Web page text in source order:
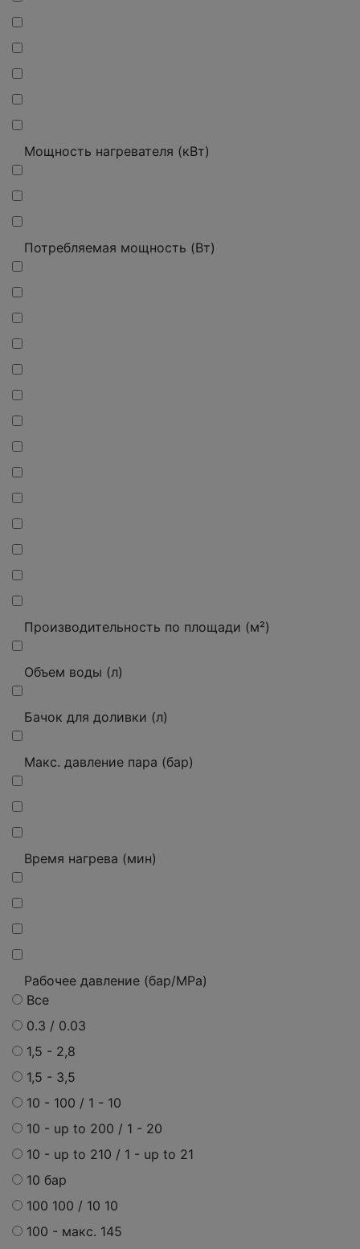
Мощность нагревателя (кВт)
Потребляемая мощность (Вт)
Производительность по площади (м²)
Объем воды (л)
Бачок для доливки (л)
Макс. давление пара (бар)
Время нагрева (мин)
Рабочее давление (бар/MPa)
Все
0.3 / 0.03
1,5 - 2,8
1,5 - 3,5
10 - 100 / 1 - 10
10 - up to 200 / 1 - 20
10 - up to 210 / 1 - up to 21
10 бар
100 100 / 10 10
100 - макс. 145